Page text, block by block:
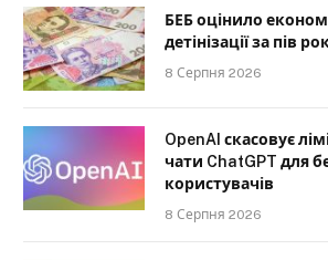
БЕБ оцінило
детінізації за пів
8 Серпня 2026
OpenAI скасовує
чати ChatGPT для
користувачів
8 Серпня 2026